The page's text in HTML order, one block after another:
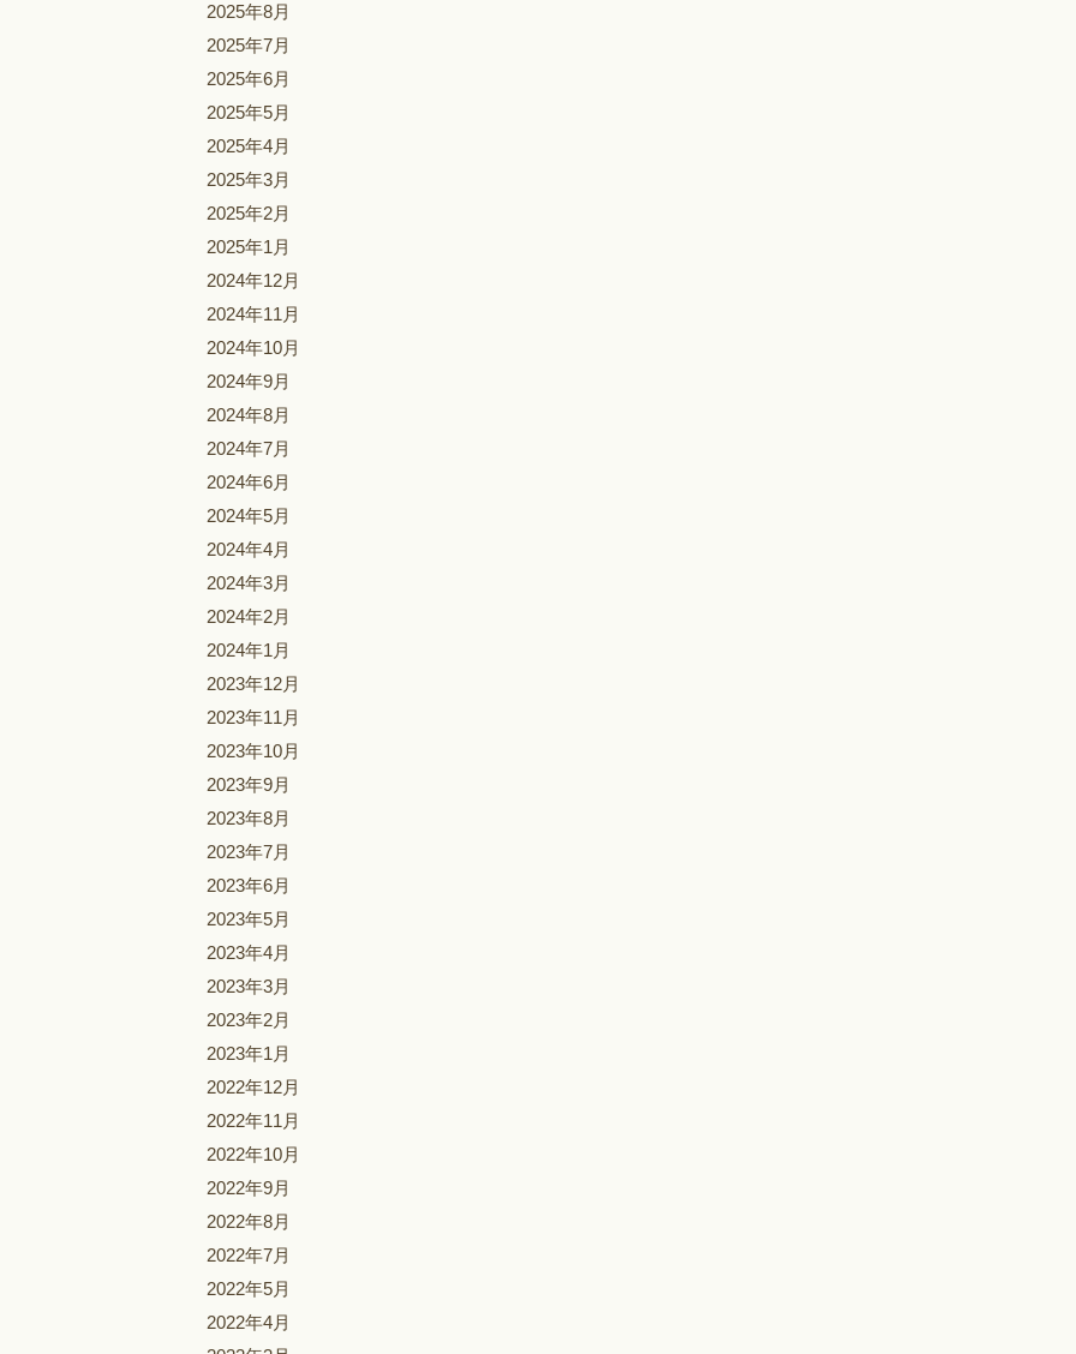
2025年8月
2025年7月
2025年6月
2025年5月
2025年4月
2025年3月
2025年2月
2025年1月
2024年12月
2024年11月
2024年10月
2024年9月
2024年8月
2024年7月
2024年6月
2024年5月
2024年4月
2024年3月
2024年2月
2024年1月
2023年12月
2023年11月
2023年10月
2023年9月
2023年8月
2023年7月
2023年6月
2023年5月
2023年4月
2023年3月
2023年2月
2023年1月
2022年12月
2022年11月
2022年10月
2022年9月
2022年8月
2022年7月
2022年5月
2022年4月